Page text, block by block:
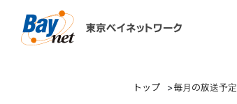
トップ >毎月の放送予定